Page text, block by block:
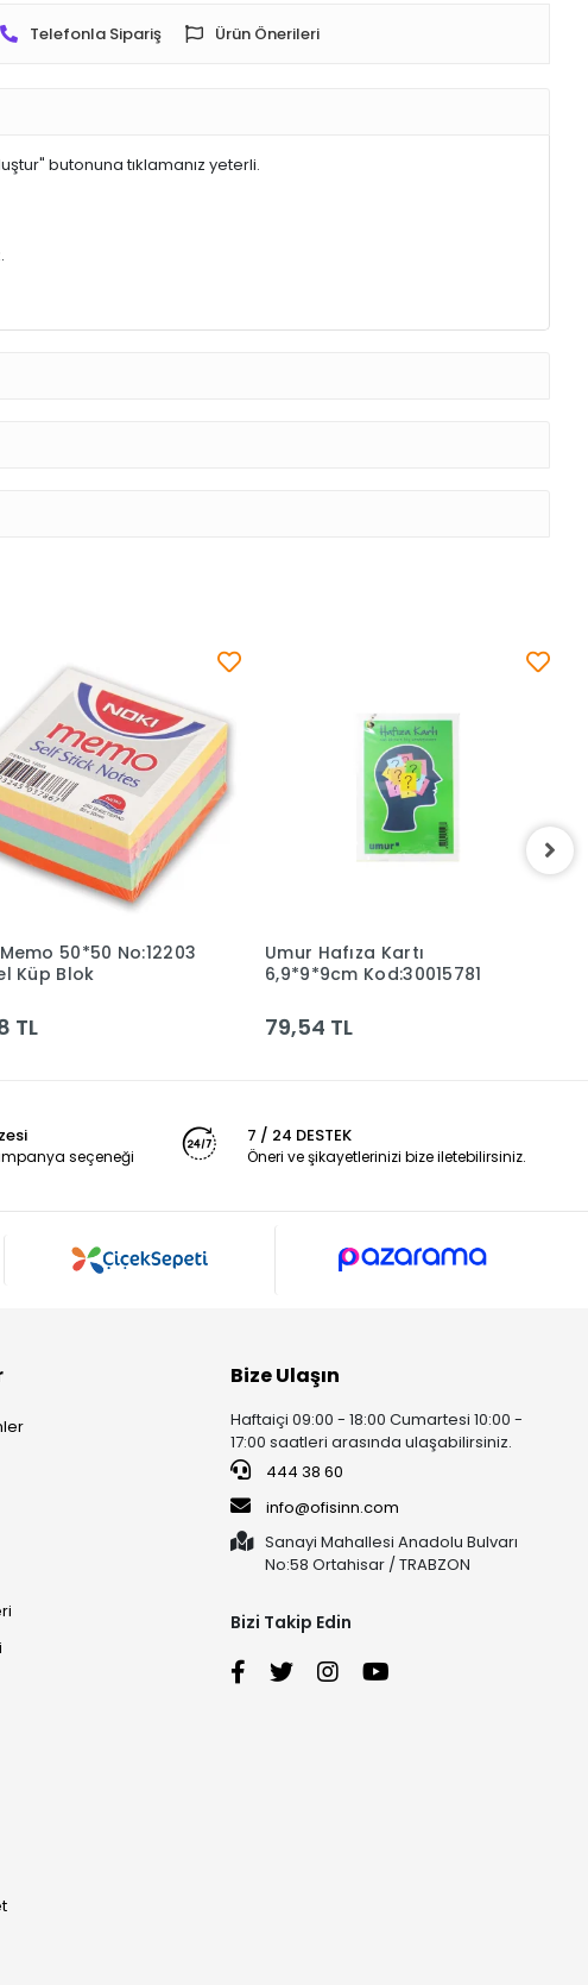
Telefonla Sipariş Ürün Önerileri
butonuna tıklamanız yeterli.
Sepete Ekle
50*50 No:12203
Küp Blok
TL
Sepete Ekle
Umur Hafıza Kartı
6,9*9*9cm Kod:30015781
79,54 TL
seçeneği
7 / 24 DESTEK
Öneri ve şikayetlerinizi bize iletebilirsiniz.
Bize Ulaşın
Haftaiçi 09:00 - 18:00 Cumartesi 10:00 -
17:00 saatleri arasında ulaşabilirsiniz.
444 38 60
info@ofisinn.com
Sanayi Mahallesi Anadolu Bulvarı
No:58 Ortahisar / TRABZON
Bizi Takip Edin